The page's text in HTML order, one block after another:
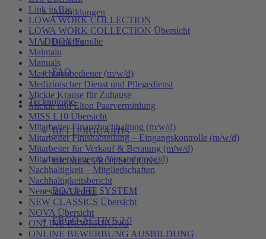
Ausbildungen
Benefits
FAQ
Technologie
BETTERGUARDS
BIOMEX PROTECTION©
BOA® FIT SYSTEM
ERGO-ACTIVE 2.0
Link in Bio
LOWA WORK COLLECTION
LOWA WORK COLLECTION Übersicht
MADDOX Familie
Maintain
Manuals
Maschinenbediener (m/w/d)
Medizinischer Dienst und Pflegedienst
Mickie Krause für Zuhause
Mickie und Elton Paarvermittlung
MISS L10 Übersicht
Mitarbeiter Finanzbuchhaltung (m/w/d)
Mitarbeiter Finishabteilung – Eingangskontrolle (m/w/d)
Mitarbeiter für Verkauf & Beratung (m/w/d)
Mitarbeiter Lager & Versand (m/w/d)
Nachhaltigkeit – Mitgliedschaften
Nachhaltigkeitsbericht
Neues aus Uedem
NEW CLASSICS Übersicht
NOVA Übersicht
ONLINE BEWERBUNG
ONLINE BEWERBUNG AUSBILDUNG